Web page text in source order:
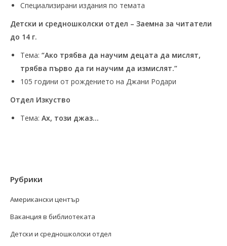
Специализирани издания по темата
Детски и средношколски отдел – Заемна за читатели
до 14 г.
Тема: “Ако трябва да научим децата да мислят,
трябва първо да ги научим да измислят.”
105 години от рождението на Джани Родари
Отдел Изкуство
Тема: Ах, този джаз…
Рубрики
Американски център
Ваканция в библиотеката
Детски и средношколски отдел